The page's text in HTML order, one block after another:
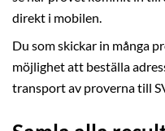
direkt i mobilen.
Du som skickar in många
möjlighet att beställa
transport av proverna till